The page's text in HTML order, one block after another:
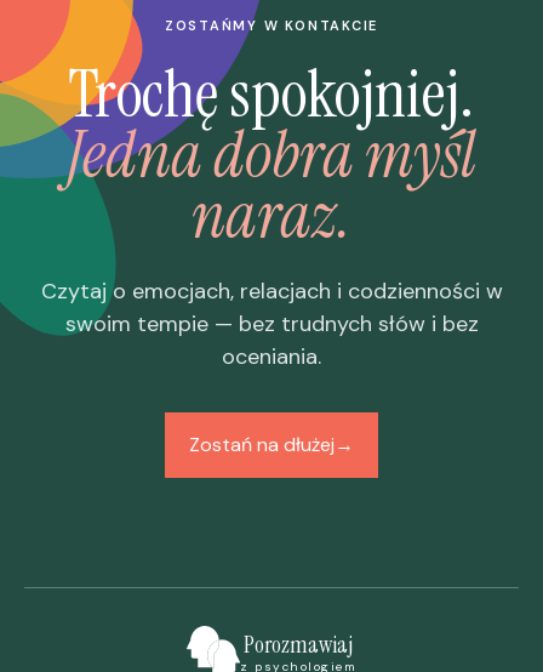
ZOSTAŃMY W KONTAKCIE
Trochę spokojniej.
Jedna dobra myśl
naraz.
Czytaj o emocjach, relacjach i codzienności w
swoim tempie — bez trudnych słów i bez
oceniania.
Zostań na dłużej→
Porozmawiaj
z psychologiem